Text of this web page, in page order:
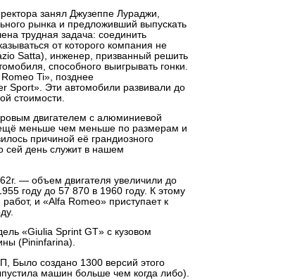
занял Джузеппе Лураджи,
рынка и предложивший выпускать
трудная задача: соединить
от которого компания не
Satta), инженер, призванный решить
способного выигрывать гонки.
Ti», позднее
Sport». Эти автомобили развивали до
стоимости.
двигателем с алюминиевой
меньше чем меньше по размерам и
причиной её грандиозного
сей день служит в нашем
— объем двигателя увеличили до
году до 57 870 в 1960 году. К этому
и «Alfa Romeo» приступает к
«Giulia Sprint GT» с кузовом
(Pininfarina).
Было создано 1300 версий этого
машин больше чем когда либо).